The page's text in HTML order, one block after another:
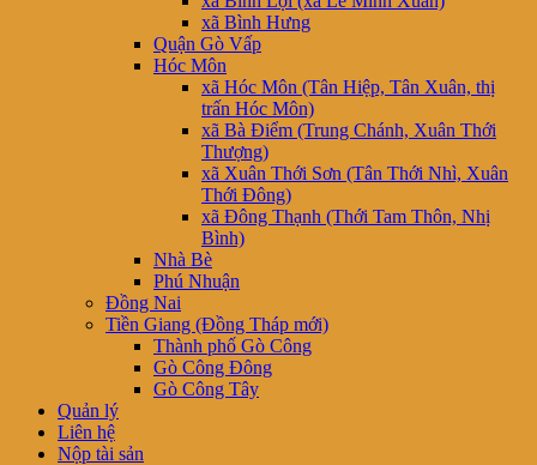
xã Bình Hưng
Quận Gò Vấp
Hóc Môn
xã Hóc Môn (Tân Hiệp, Tân Xuân, thị
trấn Hóc Môn)
xã Bà Điểm (Trung Chánh, Xuân Thới
Thượng)
xã Xuân Thới Sơn (Tân Thới Nhì, Xuân
Thới Đông)
xã Đông Thạnh (Thới Tam Thôn, Nhị
Bình)
Nhà Bè
Phú Nhuận
Đồng Nai
Tiền Giang (Đồng Tháp mới)
Thành phố Gò Công
Gò Công Đông
Gò Công Tây
Quản lý
Liên hệ
Nộp tài sản